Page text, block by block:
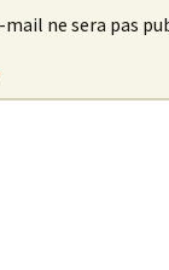
ne sera pas